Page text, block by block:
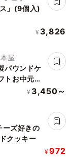
」(9個入)
¥ 3,826
屋
パウンドケ
トお中元
¥ 3,450～
ズ好きの
クッキー
¥972